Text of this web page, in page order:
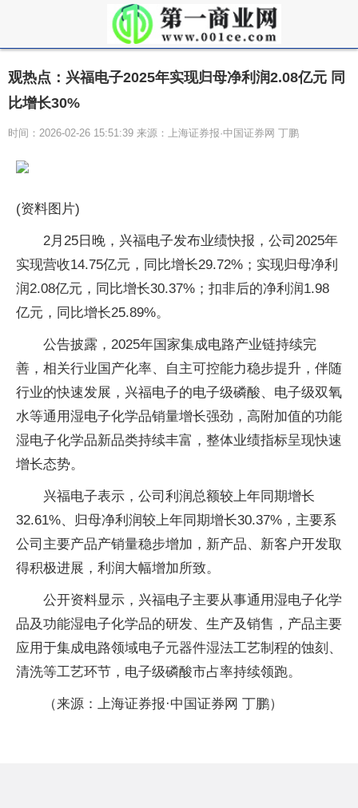
观热点：兴福电子2025年实现归母净利润2.08亿元 同
比增长30%
时间：2026-02-26 15:51:39 来源：上海证券报·中国证券网 丁鹏
(资料图片)
2月25日晚，兴福电子发布业绩快报，公司2025年
实现营收14.75亿元，同比增长29.72%；实现归母净利
润2.08亿元，同比增长30.37%；扣非后的净利润1.98
亿元，同比增长25.89%。
公告披露，2025年国家集成电路产业链持续完
善，相关行业国产化率、自主可控能力稳步提升，伴随
行业的快速发展，兴福电子的电子级磷酸、电子级双氧
水等通用湿电子化学品销量增长强劲，高附加值的功能
湿电子化学品新品类持续丰富，整体业绩指标呈现快速
增长态势。
兴福电子表示，公司利润总额较上年同期增长
32.61%、归母净利润较上年同期增长30.37%，主要系
公司主要产品产销量稳步增加，新产品、新客户开发取
得积极进展，利润大幅增加所致。
公开资料显示，兴福电子主要从事通用湿电子化学
品及功能湿电子化学品的研发、生产及销售，产品主要
应用于集成电路领域电子元器件湿法工艺制程的蚀刻、
清洗等工艺环节，电子级磷酸市占率持续领跑。
（来源：上海证券报·中国证券网 丁鹏）